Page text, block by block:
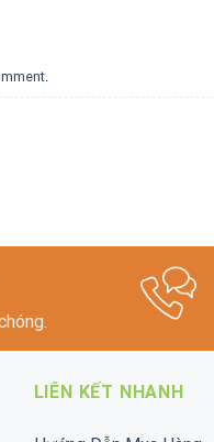
.
LIÊN KẾT NHANH